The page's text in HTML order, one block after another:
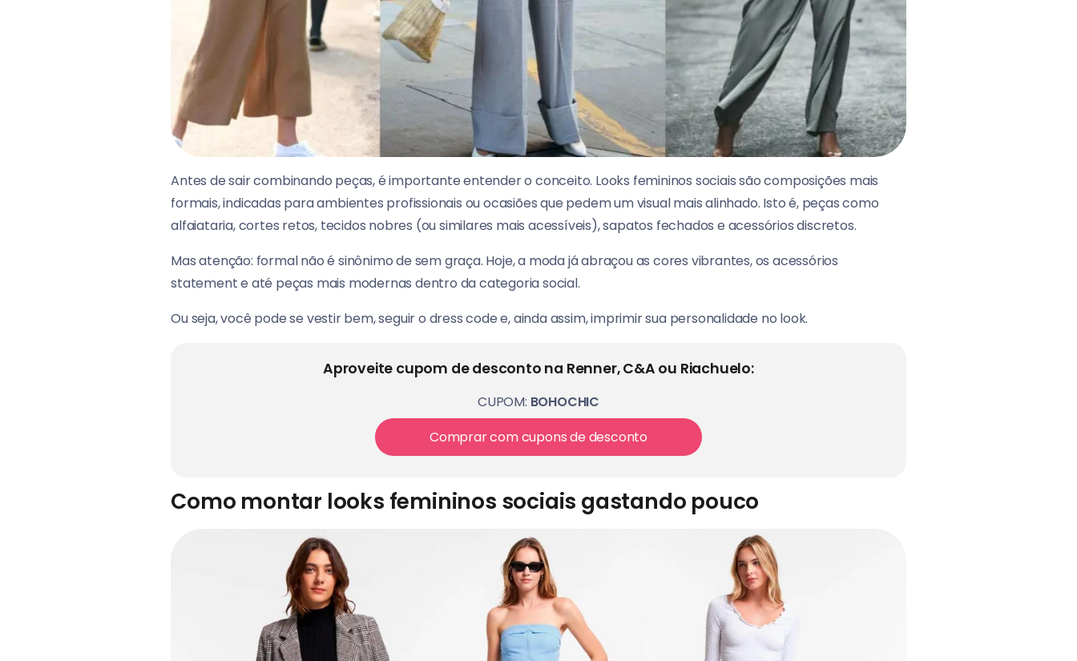
Antes de sair combinando peças, é importante entender o conceito. Looks femininos sociais são composições mais
formais, indicadas para ambientes profissionais ou ocasiões que pedem um visual mais alinhado. Isto é, peças como
alfaiataria, cortes retos, tecidos nobres (ou similares mais acessíveis), sapatos fechados e acessórios discretos.
Mas atenção: formal não é sinônimo de sem graça. Hoje, a moda já abraçou as cores vibrantes, os acessórios
statement e até peças mais modernas dentro da categoria social.
Ou seja, você pode se vestir bem, seguir o dress code e, ainda assim, imprimir sua personalidade no look.
Aproveite cupom de desconto na Renner, C&A ou Riachuelo:
CUPOM: BOHOCHIC
Comprar com cupons de desconto
Como montar looks femininos sociais gastando pouco